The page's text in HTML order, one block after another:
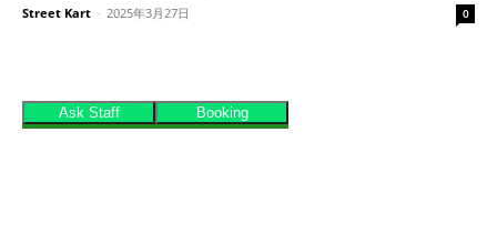
Street Kart - 2025年3月27日 0